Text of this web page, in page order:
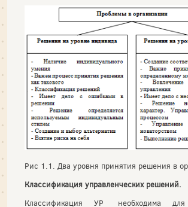
Рис 1.1. Два уровня принятия решения в
Классификация управленческих решений.
Классификация УР необходима для